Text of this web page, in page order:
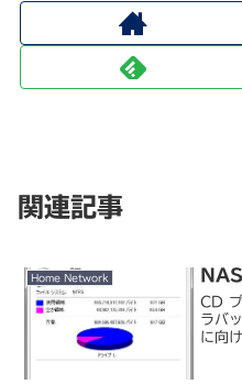
関連記事
Home Network
CD
ラバ
に向